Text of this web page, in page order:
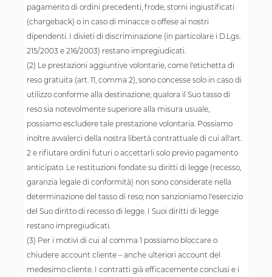
pagamento di ordini precedenti, frode, storni ingiustificati
(chargeback) o in caso di minacce o offese ai nostri
dipendenti. I divieti di discriminazione (in particolare i D.Lgs.
215/2003 e 216/2003) restano impregiudicati.
(2) Le prestazioni aggiuntive volontarie, come l'etichetta di
reso gratuita (art. 11, comma 2), sono concesse solo in caso di
utilizzo conforme alla destinazione; qualora il Suo tasso di
reso sia notevolmente superiore alla misura usuale,
possiamo escludere tale prestazione volontaria. Possiamo
inoltre avvalerci della nostra libertà contrattuale di cui all'art.
2 e rifiutare ordini futuri o accettarli solo previo pagamento
anticipato. Le restituzioni fondate su diritti di legge (recesso,
garanzia legale di conformità) non sono considerate nella
determinazione del tasso di reso; non sanzioniamo l'esercizio
del Suo diritto di recesso di legge. I Suoi diritti di legge
restano impregiudicati.
(3) Per i motivi di cui al comma 1 possiamo bloccare o
chiudere account cliente – anche ulteriori account del
medesimo cliente. I contratti già efficacemente conclusi e i